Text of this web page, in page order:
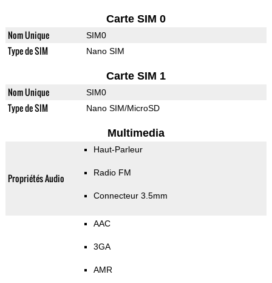
Carte SIM 0
Nom Unique SIM0
Type de SIM Nano SIM
Carte SIM 1
Nom Unique SIM0
Type de SIM Nano SIM/MicroSD
Multimedia
Propriétés Audio
Haut-Parleur
Radio FM
Connecteur 3.5mm
AAC
3GA
AMR